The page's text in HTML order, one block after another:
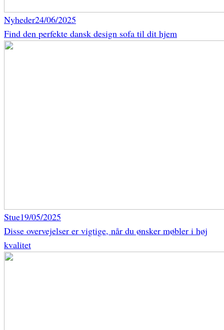
Nyheder24/06/2025
Find den perfekte dansk design sofa til dit hjem
Stue19/05/2025
Disse overvejelser er vigtige, når du ønsker møbler i høj
kvalitet